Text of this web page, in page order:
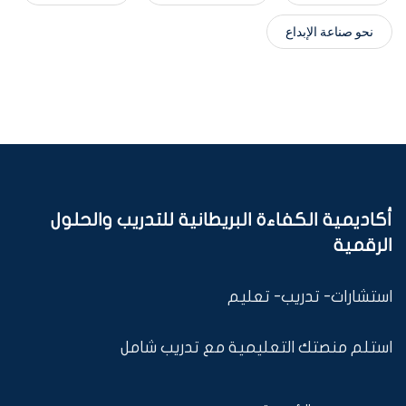
نحو صناعة الإبداع
أكاديمية الكفاءة البريطانية للتدريب والحلول
الرقمية
استشارات- تدريب- تعليم
استلم منصتك التعليمية مع تدريب شامل